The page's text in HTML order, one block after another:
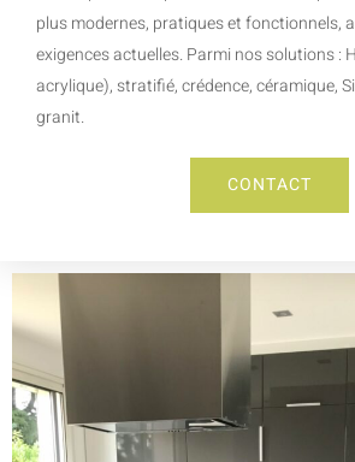
plus modernes, pratiques et fonctionnels,
exigences actuelles. Parmi nos solutions :
acrylique), stratifié, crédence, céramique,
granit.
CONTACT